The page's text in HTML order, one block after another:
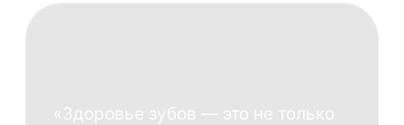
«Здоровье зубов — это не только